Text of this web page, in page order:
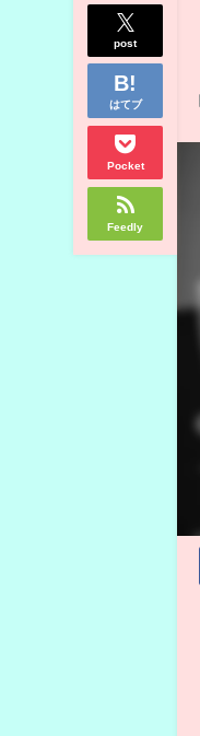
post
はてブ
Pocket
Feedly